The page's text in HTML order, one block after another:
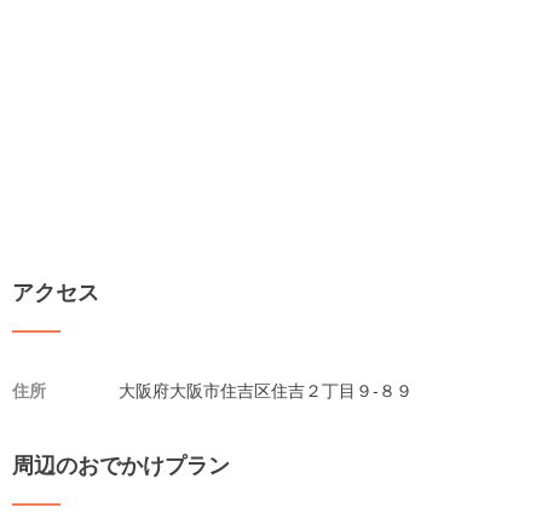
アクセス
住所 大阪府大阪市住吉区住吉２丁目９-８９
周辺のおでかけプラン